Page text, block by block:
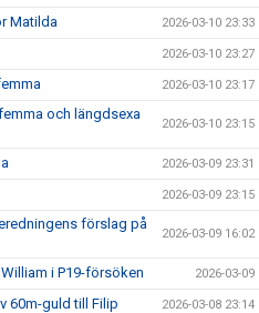
Matilda 2026-03-10 23:33
2026-03-10 23:27
2026-03-10 23:17
och längdsexa
2026-03-10 23:15
2026-03-09 23:31
2026-03-09 23:15
förslag på
2026-03-09 16:02
i P19-försöken 2026-03-09
60m-guld till Filip 2026-03-08 23:14